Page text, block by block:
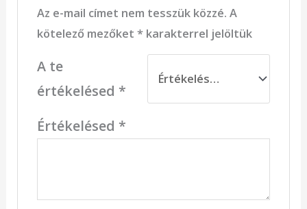
Az e-mail címet nem tesszük közzé. A
kötelező mezőket *karakterrel jelöltük
A te
értékelésed *
Értékelésed *